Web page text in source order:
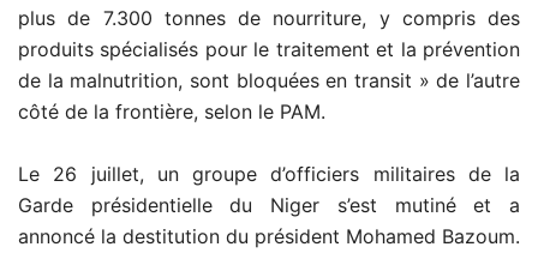
plus de 7.300 tonnes de nourriture, y compris des
produits spécialisés pour le traitement et la prévention
de la malnutrition, sont bloquées en transit » de l’autre
côté de la frontière, selon le PAM.
Le 26 juillet, un groupe d’officiers militaires de la
Garde présidentielle du Niger s’est mutiné et a
annoncé la destitution du président Mohamed Bazoum.